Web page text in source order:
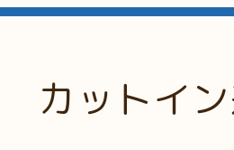
カットイ